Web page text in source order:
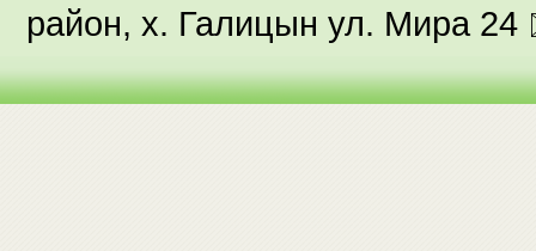
район, х. Галицын ул. Мира